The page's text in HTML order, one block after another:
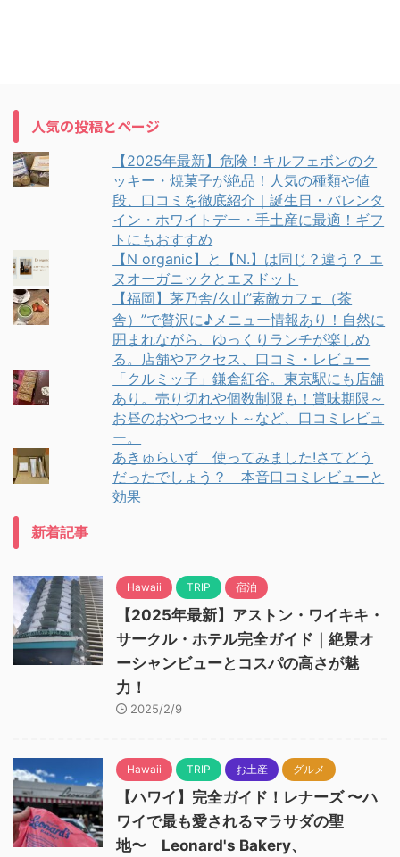
人気の投稿とページ
【2025年最新】危険！キルフェボンのク
ッキー・焼菓子が絶品！人気の種類や値
段、口コミを徹底紹介｜誕生日・バレンタ
イン・ホワイトデー・手土産に最適！ギフ
トにもおすすめ
【N organic】と【N.】は同じ？違う？ エ
ヌオーガニックとエヌドット
【福岡】茅乃舎/久山”素敵カフェ（茶
舎）”で贅沢に♪メニュー情報あり！自然に
囲まれながら、ゆっくりランチが楽しめ
る。店舗やアクセス、口コミ・レビュー
「クルミッ子」鎌倉紅谷。東京駅にも店舗
あり。売り切れや個数制限も！賞味期限～
お昼のおやつセット～など、口コミレビュ
ー。
あきゅらいず 使ってみました!さてどう
だったでしょう？ 本音口コミレビューと
効果
新着記事
Hawaii TRIP 宿泊
【2025年最新】アストン・ワイキキ・
サークル・ホテル完全ガイド｜絶景オ
ーシャンビューとコスパの高さが魅
力！
2025/2/9
Hawaii TRIP お土産 グルメ
【ハワイ】完全ガイド！レナーズ 〜ハ
ワイで最も愛されるマラサダの聖
地〜 Leonard's Bakery、